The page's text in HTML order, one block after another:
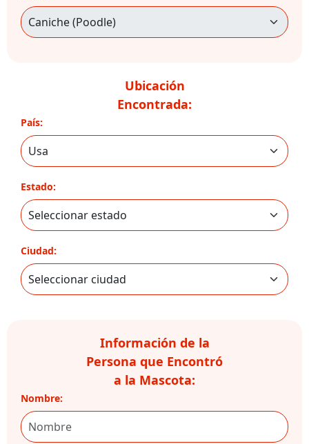
Ubicación
Encontrada:
País:
Estado:
Ciudad:
Información de la
Persona que Encontró
a la Mascota:
Nombre: